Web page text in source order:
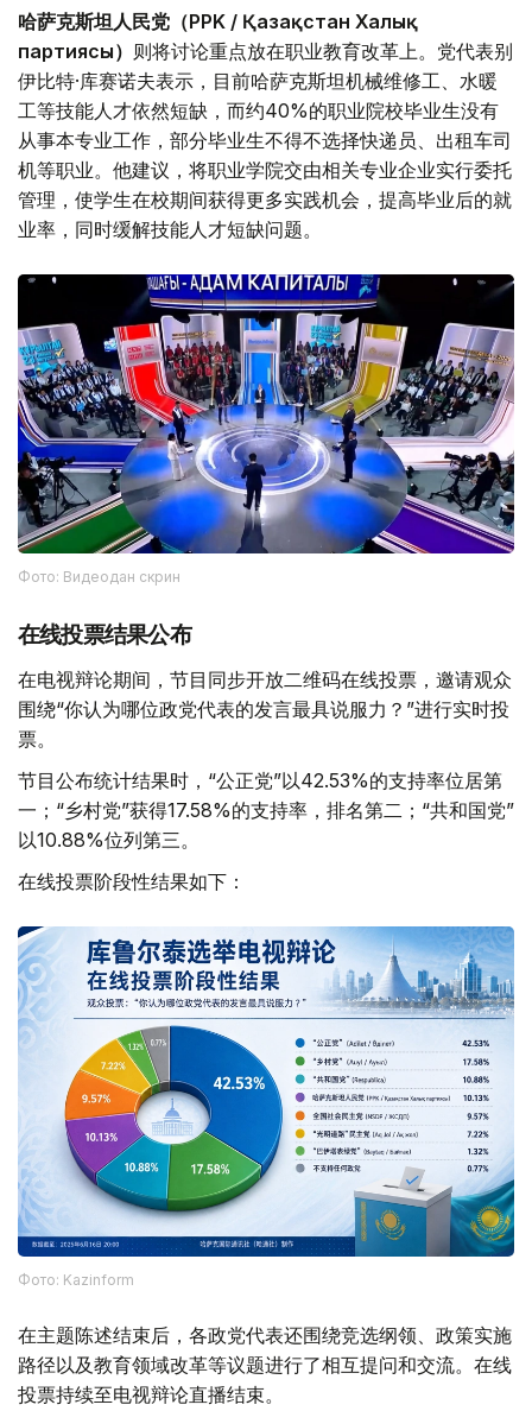
哈萨克斯坦人民党（PPK / Қазақстан Халық
партиясы） 则将讨论重点放在职业教育改革上。党代表别
伊比特·库赛诺夫表示，目前哈萨克斯坦机械维修工、水暖
工等技能人才依然短缺，而约40%的职业院校毕业生没有
从事本专业工作，部分毕业生不得不选择快递员、出租车司
机等职业。他建议，将职业学院交由相关专业企业实行委托
管理，使学生在校期间获得更多实践机会，提高毕业后的就
业率，同时缓解技能人才短缺问题。
Фото: Видеодан скрин
在线投票结果公布
在电视辩论期间，节目同步开放二维码在线投票，邀请观众
围绕“你认为哪位政党代表的发言最具说服力？”进行实时投
票。
节目公布统计结果时，“公正党”以42.53%的支持率位居第
一；“乡村党”获得17.58%的支持率，排名第二；“共和国党”
以10.88%位列第三。
在线投票阶段性结果如下：
Фото: Kazinform
在主题陈述结束后，各政党代表还围绕竞选纲领、政策实施
路径以及教育领域改革等议题进行了相互提问和交流。在线
投票持续至电视辩论直播结束。